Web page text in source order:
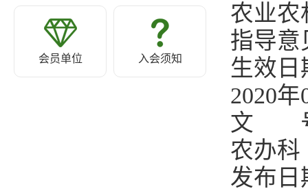
会员单位 入会须知
农业农
指导意
生效日
2020年
文
农办科
发布日